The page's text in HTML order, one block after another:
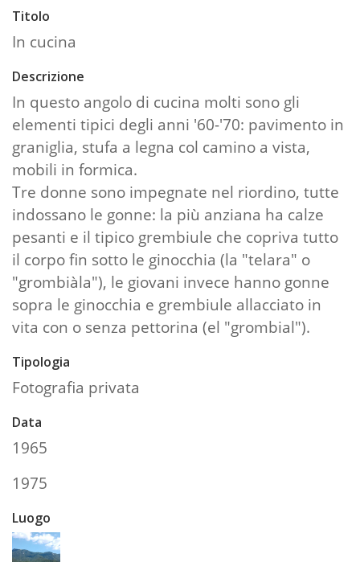
Titolo
In cucina
Descrizione
In questo angolo di cucina molti sono gli
elementi tipici degli anni '60-'70: pavimento in
graniglia, stufa a legna col camino a vista,
mobili in formica.
Tre donne sono impegnate nel riordino, tutte
indossano le gonne: la più anziana ha calze
pesanti e il tipico grembiule che copriva tutto
il corpo fin sotto le ginocchia (la "telara" o
"grombiàla"), le giovani invece hanno gonne
sopra le ginocchia e grembiule allacciato in
vita con o senza pettorina (el "grombial").
Tipologia
Fotografia privata
Data
1965
1975
Luogo